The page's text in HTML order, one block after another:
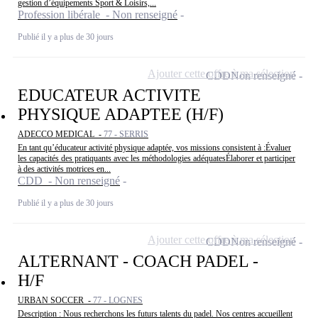
gestion d’équipements Sport & Loisirs,...
Profession libérale - Non renseigné
Publié il y a plus de 30 jours
EDUCATEUR ACTIVITE
PHYSIQUE ADAPTEE (H/F)
ADECCO MEDICAL - 77 - SERRIS
En tant qu’éducateur activité physique adaptée, vos missions consistent à :Évaluer
les capacités des pratiquants avec les méthodologies adéquatesÉlaborer et participer
à des activités motrices en...
CDD - Non renseigné
Publié il y a plus de 30 jours
CDDNon renseigné
Ajouter cette offre à ma sélection
ALTERNANT - COACH PADEL -
H/F
URBAN SOCCER - 77 - LOGNES
Description : Nous recherchons les futurs talents du padel. Nos centres accueillent
CDDNon renseigné
Ajouter cette offre à ma sélection